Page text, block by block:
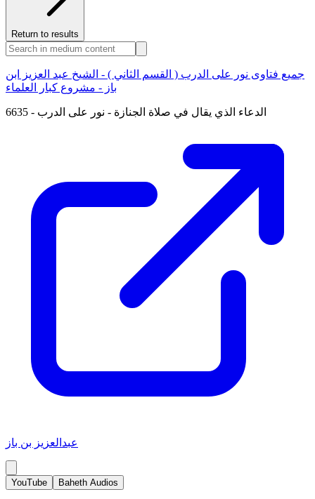
Return to results
جميع فتاوى نور على الدرب ( القسم الثاني ) - الشيخ عبد العزيز ابن
باز - مشروع كبار العلماء
6635 - الدعاء الذي يقال في صلاة الجنازة - نور على الدرب
عبدالعزيز بن باز
YouTube Baheth Audios